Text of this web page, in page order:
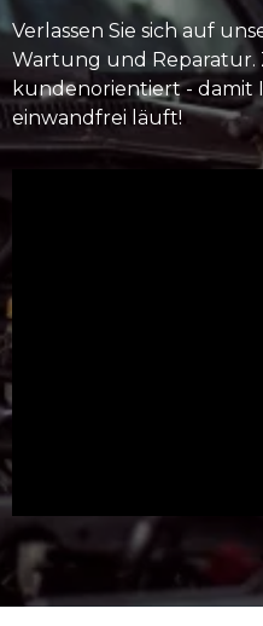
Verlassen Sie sich auf
Wartung und Reparatur.
kundenorientiert - damit
einwandfrei läuft!